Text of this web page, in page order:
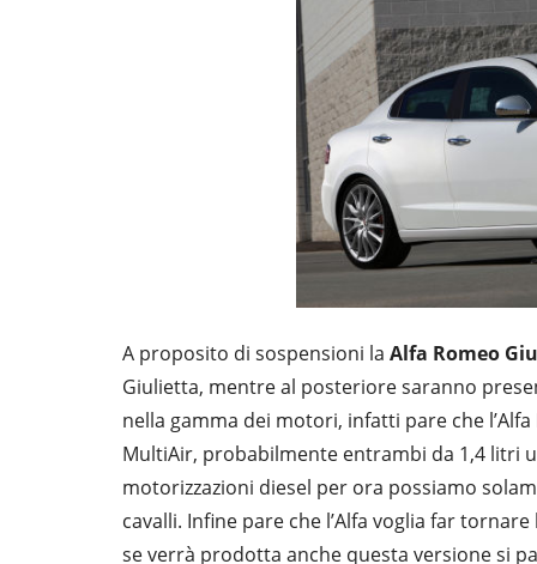
A proposito di sospensioni la Alfa Romeo
Giulietta, mentre al posteriore saranno
nella gamma dei motori, infatti pare che
MultiAir, probabilmente entrambi da 1,4 litri
motorizzazioni diesel per ora possiamo
cavalli. Infine pare che l’Alfa voglia far
se verrà prodotta anche questa versione si